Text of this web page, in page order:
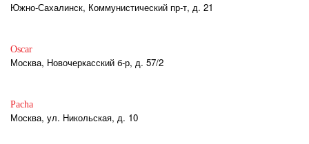
Южно-Сахалинск, Коммунистический пр-т, д. 21
Oscar
Москва, Новочеркасский б-р, д. 57/2
Pacha
Москва, ул. Никольская, д. 10